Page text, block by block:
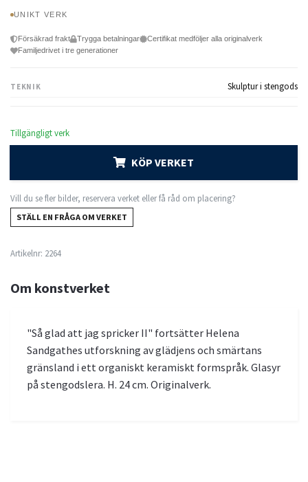
UNIKT VERK
Försäkrad frakt Trygga betalningar
Certifikat medföljer alla originalverk
Familjedrivet i tre generationer
TEKNIK Skulptur i stengods
Tillgängligt verk
KÖP VERKET
Vill du se fler bilder, reservera verket eller få råd om placering?
STÄLL EN FRÅGA OM VERKET
Artikelnr: 2264
Om konstverket
"Så glad att jag spricker II" fortsätter Helena
Sandgathes utforskning av glädjens och smärtans
gränsland i ett organiskt keramiskt formspråk. Glasyr
på stengodslera. H. 24 cm. Originalverk.